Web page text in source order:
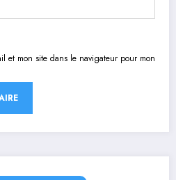
et mon site dans le navigateur pour mon